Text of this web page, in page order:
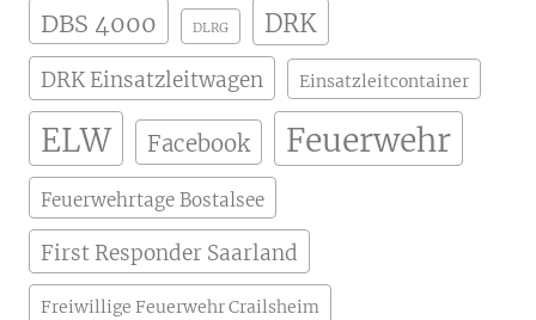
DBS 4000 DLRG DRK
DRK Einsatzleitwagen Einsatzleitcontainer
ELW Facebook Feuerwehr
Feuerwehrtage Bostalsee
First Responder Saarland
Freiwillige Feuerwehr Crailsheim